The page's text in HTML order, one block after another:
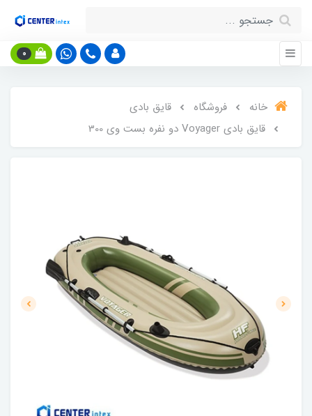
0
خانه فروشگاه
قایق بادی
قایق بادی Voyager دو نفره بست وی 300